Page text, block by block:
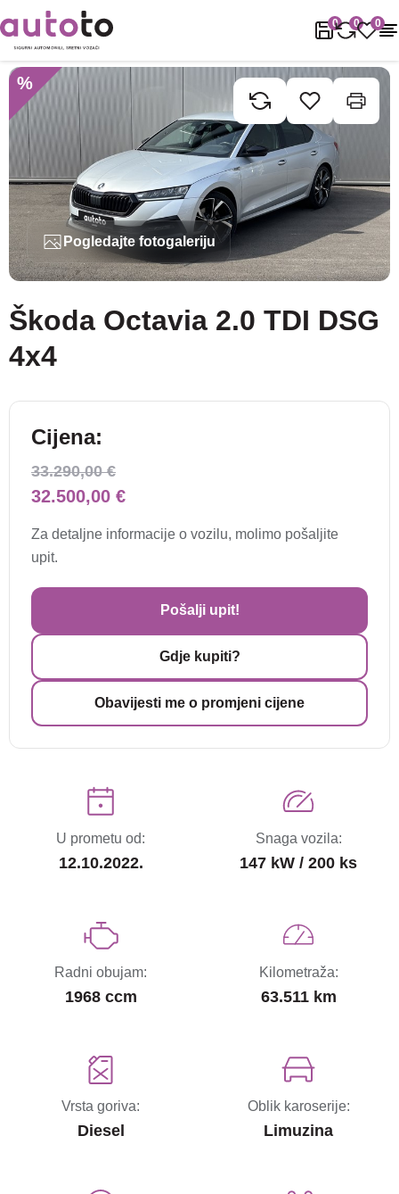
0 0 0
Naslovnica Rabljena vozila Škoda Octavia
%
Pogledajte fotogaleriju
Škoda Octavia 2.0 TDI DSG
4x4
Cijena:
33.290,00 €
32.500,00 €
Za detaljne informacije o vozilu, molimo pošaljite
upit.
Pošalji upit!
Gdje kupiti?
Obavijesti me o promjeni cijene
U prometu od:
12.10.2022.
Snaga vozila:
147 kW / 200 ks
Radni obujam:
1968 ccm
Kilometraža:
63.511 km
Vrsta goriva:
Diesel
Oblik karoserije:
Limuzina